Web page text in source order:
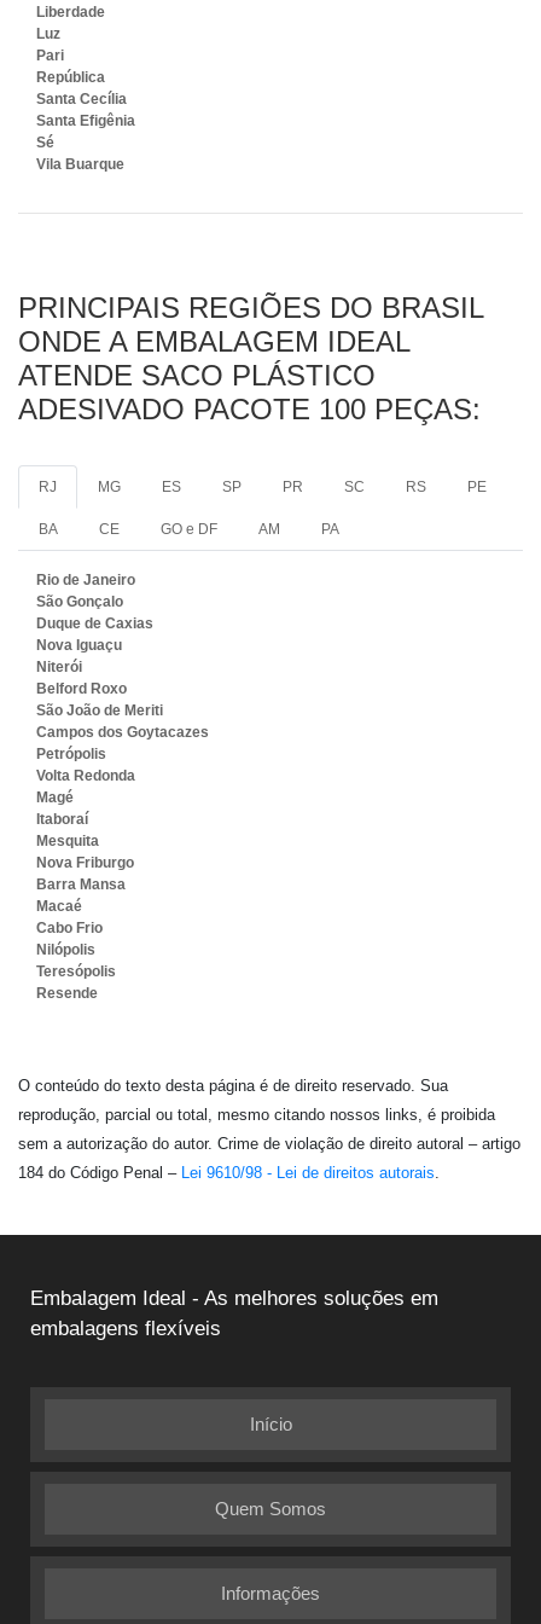
Liberdade
Luz
Pari
República
Santa Cecília
Santa Efigênia
Sé
Vila Buarque
PRINCIPAIS REGIÕES DO BRASIL
ONDE A EMBALAGEM IDEAL
ATENDE SACO PLÁSTICO
ADESIVADO PACOTE 100 PEÇAS:
RJ MG ES SP PR SC RS PE
BA CE GO e DF AM PA
Rio de Janeiro
São Gonçalo
Duque de Caxias
Nova Iguaçu
Niterói
Belford Roxo
São João de Meriti
Campos dos Goytacazes
Petrópolis
Volta Redonda
Magé
Itaboraí
Mesquita
Nova Friburgo
Barra Mansa
Macaé
Cabo Frio
Nilópolis
Teresópolis
Resende
O conteúdo do texto desta página é de direito reservado. Sua
reprodução, parcial ou total, mesmo citando nossos links, é proibida
sem a autorização do autor. Crime de violação de direito autoral – artigo
184 do Código Penal – Lei 9610/98 - Lei de direitos autorais.
Embalagem Ideal - As melhores soluções em
embalagens flexíveis
Início
Quem Somos
Informações